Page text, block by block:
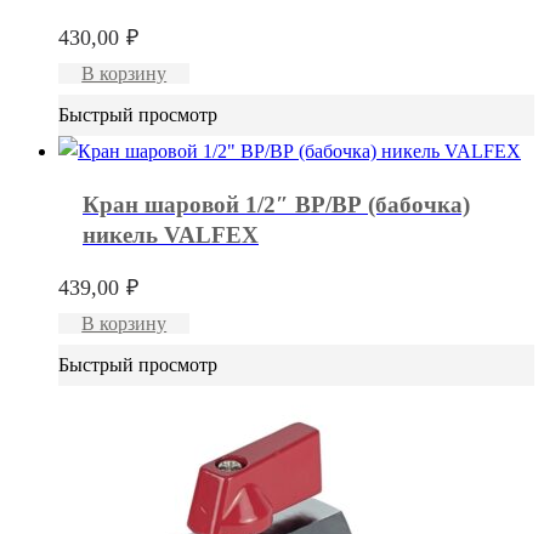
430,00 ₽
В корзину
Быстрый просмотр
Кран шаровой 1/2″ ВР/ВР (бабочка)
никель VALFEX
439,00 ₽
В корзину
Быстрый просмотр